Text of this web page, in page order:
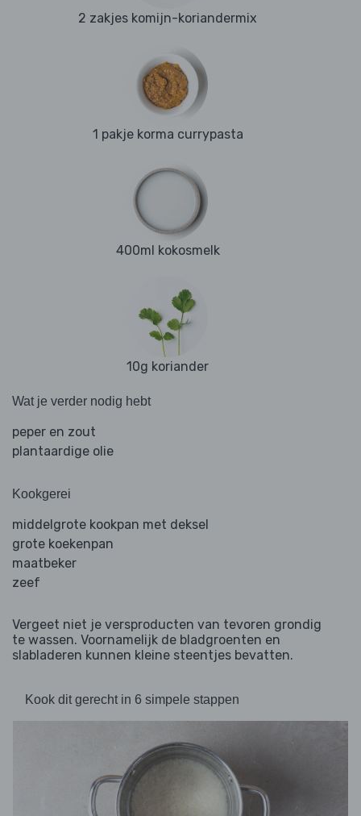
2 zakjes komijn-koriandermix
1 pakje korma currypasta
400ml kokosmelk
10g koriander
Wat je verder nodig hebt
peper en zout
plantaardige olie
Kookgerei
middelgrote kookpan met deksel
grote koekenpan
maatbeker
zeef
Vergeet niet je versproducten van tevoren grondig
te wassen. Voornamelijk de bladgroenten en
slabladeren kunnen kleine steentjes bevatten.
Kook dit gerecht in 6 simpele stappen